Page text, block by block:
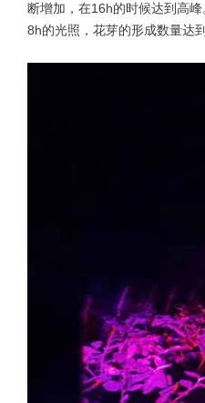
断增加，在16h的时候达到高
8h的光照，花芽的形成数量达